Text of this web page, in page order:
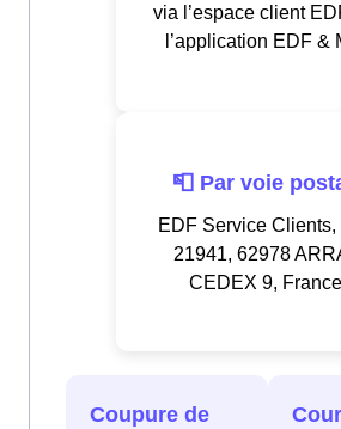
via l’espace client
l’application EDF &
📮 Par voie
EDF Service Clients,
21941, 62978
CEDEX 9,
Coupure de